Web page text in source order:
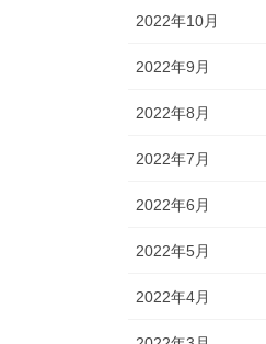
2022年10月
2022年9月
2022年8月
2022年7月
2022年6月
2022年5月
2022年4月